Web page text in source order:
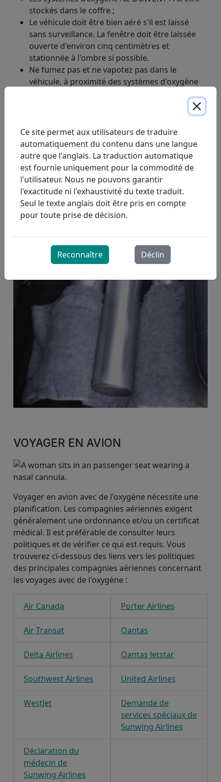
stockés dans le coffre ;
Le véhicule doit être bien aéré s'il est laissé
sans surveillance. La fenêtre doit être laissée
ouverte d'environ cinq centimètres et
stationnée à l'ombre si possible.
Ne fumez pas et ne vapotez pas dans le
véhicule, à proximité des systèmes d'oxygène
VOYAGER EN AVION
Voyager en avion avec de l'oxygène nécessite une
planification. Les compagnies aériennes exigent
généralement une ordonnance et/ou un certificat
médical. Il est préférable de consulter leurs
politiques et de vérifier ce qui est requis. Vous
trouverez ci-dessous des liens vers les politiques
des principales compagnies aériennes concernant
les voyages avec de l'oxygène :
Air Canada Porter Airlines
Air Transat Qantas
Delta Airlines Qantas Jetstar
Southwest Airlines United Airlines
WestJet
Demande de
services spéciaux de
Sunwing Airlines
Déclaration du
médecin de
Sunwing Airlines
Ce site permet aux utilisateurs de traduire
automatiquement du contenu dans une langue
autre que l'anglais. La traduction automatique
est fournie uniquement pour la commodité de
l'utilisateur. Nous ne pouvons garantir
l'exactitude ni l'exhaustivité du texte traduit.
Seul le texte anglais doit être pris en compte
pour toute prise de décision.
Reconnaître Déclin